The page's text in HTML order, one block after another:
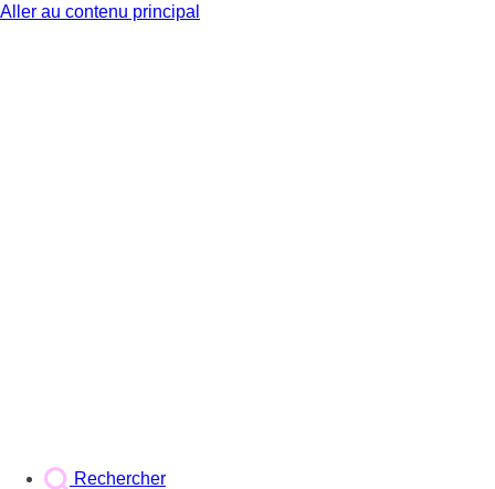
Aller au contenu principal
Rechercher